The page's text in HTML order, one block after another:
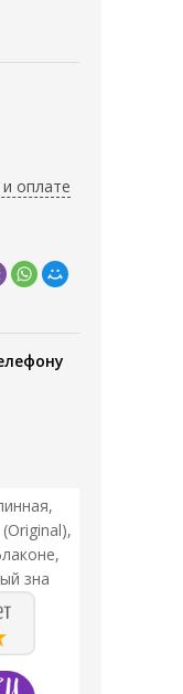
оплате
зна